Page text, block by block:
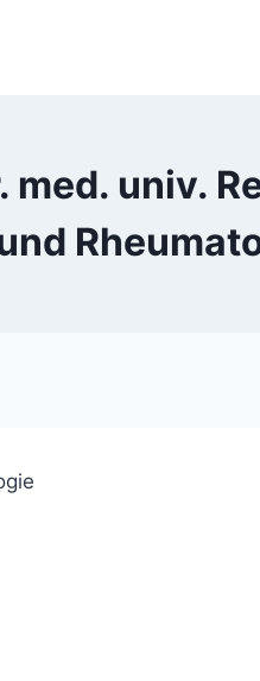
med. univ.